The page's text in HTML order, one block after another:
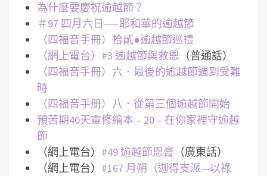
為什麼要慶祝逾越節？
＃97 四月六日──耶和華的逾越節
（四福音手冊）拾貳●逾越節巡禮
（網上電台）#3 逾越節與救恩 （普通話）
（四福音手冊）六．最後的逾越節週到受難
時
（四福音手册）八．從第三個逾越節開始
預苦期40天靈修繪本 – 20 – 在你家裡守逾越
節
（網上電台） #49 逾越節恩膏 （廣東話）
（網上電台） #167 月朔（迦得支派—以祿